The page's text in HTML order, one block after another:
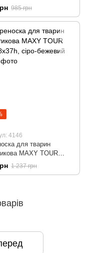
985 грн
4146
для тварин
MAXY TOUR
сіро-бежевий
1 237 грн